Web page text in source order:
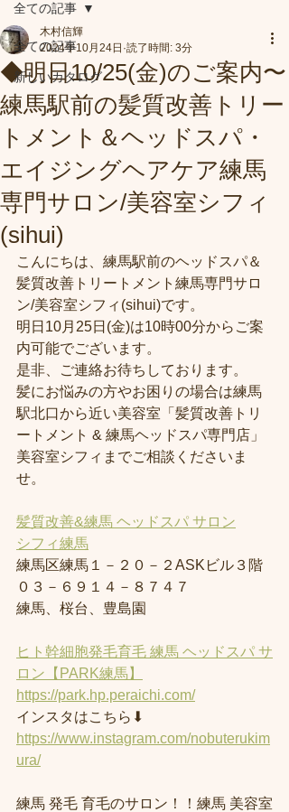
全ての記事
新しいカタログ
全ての記事
◆明日10/25(金)のご案内〜
練馬駅前の髪質改善トリー
トメント＆ヘッドスパ・
エイジングヘアケア練馬
専門サロン/美容室シフィ
(sihui)
木村信輝
2024年10月24日 読了時間: 3分
こんにちは、練馬駅前のヘッドスパ＆
髪質改善トリートメント練馬専門サロ
ン/美容室シフィ(sihui)です。
明日10月25日(金)は10時00分からご案
内可能でございます。
是非、ご連絡お待ちしております。
髪にお悩みの方やお困りの場合は練馬
駅北口から近い美容室「髪質改善トリ
ートメント & 練馬ヘッドスパ専門店」
美容室シフィまでご相談くださいま
せ。
髪質改善&練馬 ヘッドスパ サロン
シフィ練馬
練馬区練馬１－２０－２ASKビル３階
０３－６９１４－８７４７
練馬、桜台、豊島園
ヒト幹細胞発毛育毛 練馬 ヘッドスパ サ
ロン【PARK練馬】
https://park.hp.peraichi.com/
インスタはこちら⬇︎
https://www.instagram.com/nobuterukim
ura/
練馬 発毛 育毛のサロン！！練馬 美容室